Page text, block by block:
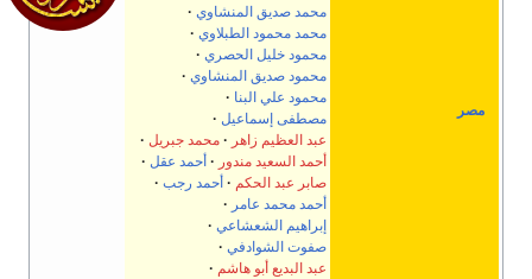
مصر
محمد صديق المنشاوي
محمد محمود الطبلاوي
محمود خليل الحصري
محمود صديق المنشاوي
محمود علي البنا
مصطفى إسماعيل
عبد العظيم زاهر
محمد جبريل
أحمد السعيد مندور
أحمد عقل
صابر عبد الحكم
أحمد رجب
أحمد محمد عامر
إبراهيم الشعشاعي
صفوت الشوادفي
عبد البديع أبو هاشم